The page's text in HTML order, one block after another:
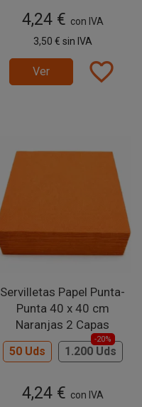
4,24 € con IVA
3,50 € sin IVA
Ver favorite_border
Servilletas Papel Punta-
Punta 40 x 40 cm
Naranjas 2 Capas
50 Uds 1.200 Uds
-20%
4,24 € con IVA